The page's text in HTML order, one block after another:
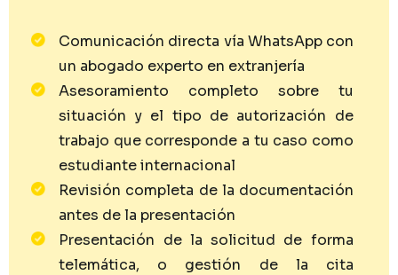
Comunicación directa vía WhatsApp con
un abogado experto en extranjería
Asesoramiento completo sobre tu
situación y el tipo de autorización de
trabajo que corresponde a tu caso como
estudiante internacional
Revisión completa de la documentación
antes de la presentación
Presentación de la solicitud de forma
telemática, o gestión de la cita